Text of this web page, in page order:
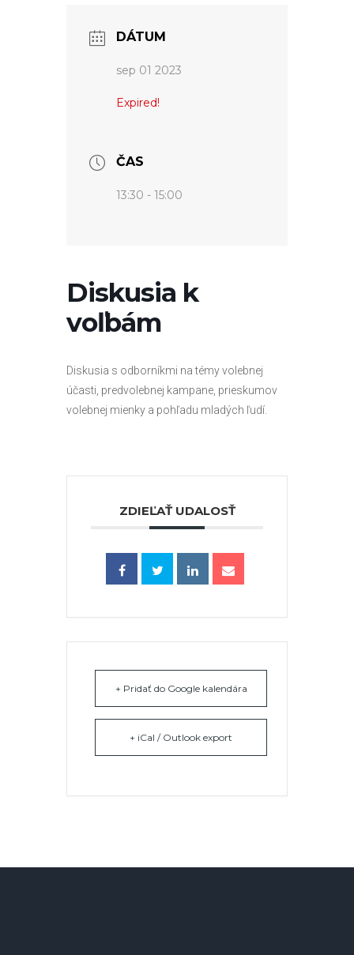
DÁTUM
sep 01 2023
Expired!
ČAS
13:30 - 15:00
Diskusia k
voľbám
Diskusia s odborníkmi na témy volebnej
účasti, predvolebnej kampane, prieskumov
volebnej mienky a pohľadu mladých ľudí.
ZDIEĽAŤ UDALOSŤ
+ Pridať do Google kalendára
+ iCal / Outlook export